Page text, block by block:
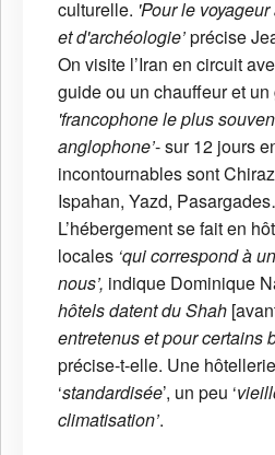
culturelle. 'Pour le
et d'archéologie’précise
On visite l’Iran en circuit
guide ou un chauffeur et un
'francophonele plus
anglophone’- sur 12 jours
incontournables sont
Ispahan, Yazd,
L’hébergement se fait en
locales ‘qui correspond à
nous’, indique Dominique
hôtels datent du Shah
entretenus et pour certains
précise-t-elle. Une hôtellerie
‘standardisée’, un peu ‘
climatisation’.